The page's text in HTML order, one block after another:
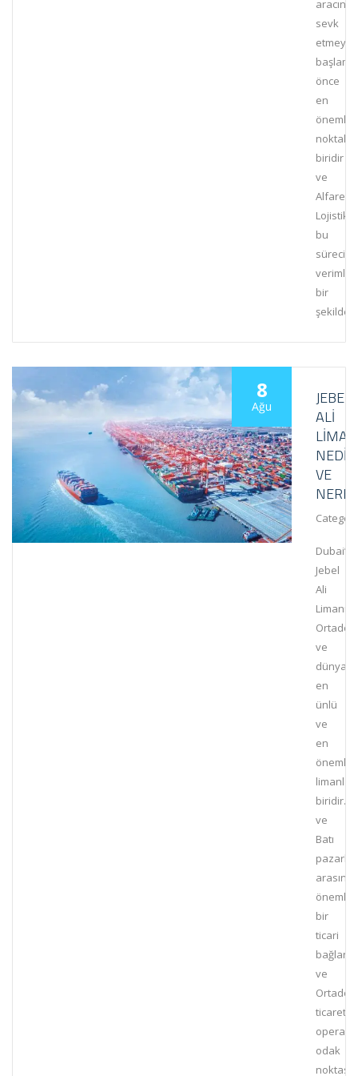
aracınızı
sevk
etmeye
önce
en
önemli
biridir
ve
Alfares
Lojistik
bu
süreci
verimli
bir
şekilde…
8
Ağu
JEBEL
ALI
NEDIR
VE
Jebel
Ali
Limanı,
ve
en
ünlü
ve
en
önemli
ve
Batı
önemli
bir
ticari
ve
ticaret
odak